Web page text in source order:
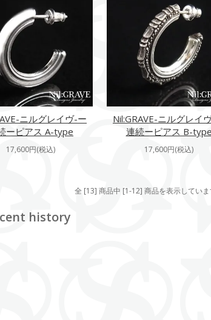
ニルグレイヴ-ー
ーピアス A-type
17,600円(税込)
Nil:GRAVE-ニルグレイ
連続ーピアス B-type
17,600円(税込)
全 [13] 商品中 [1-12] 商品を表示していま
history